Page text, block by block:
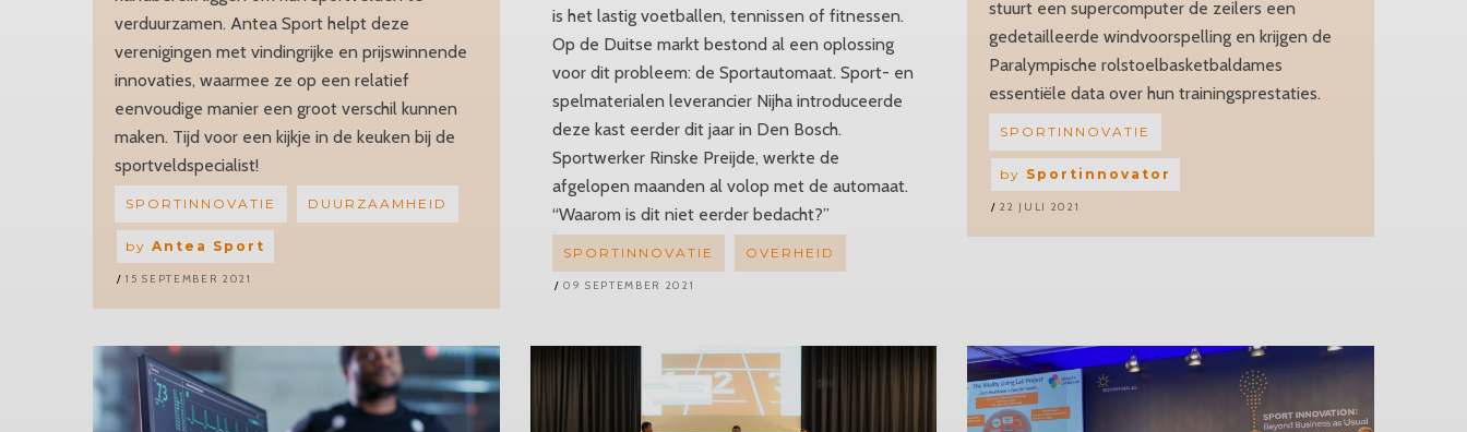
verduurzamen. Antea Sport helpt deze
verenigingen met vindingrijke en prijswinnende
innovaties, waarmee ze op een relatief
eenvoudige manier een groot verschil kunnen
maken. Tijd voor een kijkje in de keuken bij de
sportveldspecialist!
SPORTINNOVATIE DUURZAAMHEID
by Antea Sport
15 SEPTEMBER 2021
is het lastig voetballen, tennissen of fitnessen.
Op de Duitse markt bestond al een oplossing
voor dit probleem: de Sportautomaat. Sport- en
spelmaterialen leverancier Nijha introduceerde
deze kast eerder dit jaar in Den Bosch.
Sportwerker Rinske Preijde, werkte de
afgelopen maanden al volop met de automaat.
“Waarom is dit niet eerder bedacht?”
SPORTINNOVATIE OVERHEID
09 SEPTEMBER 2021
stuurt een supercomputer de zeilers een
gedetailleerde windvoorspelling en krijgen de
Paralympische rolstoelbasketbaldames
essentiële data over hun trainingsprestaties.
SPORTINNOVATIE
by Sportinnovator
22 JULI 2021